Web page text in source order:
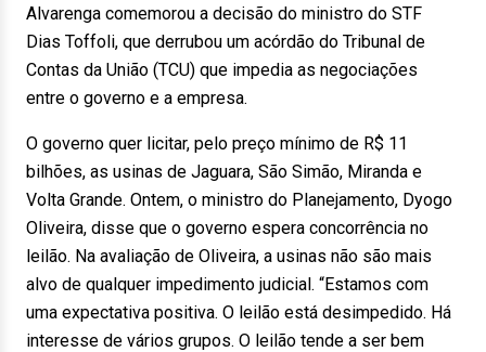
Alvarenga comemorou a decisão do ministro do STF
Dias Toffoli, que derrubou um acórdão do Tribunal de
Contas da União (TCU) que impedia as negociações
entre o governo e a empresa.
O governo quer licitar, pelo preço mínimo de R$ 11
bilhões, as usinas de Jaguara, São Simão, Miranda e
Volta Grande. Ontem, o ministro do Planejamento, Dyogo
Oliveira, disse que o governo espera concorrência no
leilão. Na avaliação de Oliveira, a usinas não são mais
alvo de qualquer impedimento judicial. “Estamos com
uma expectativa positiva. O leilão está desimpedido. Há
interesse de vários grupos. O leilão tende a ser bem